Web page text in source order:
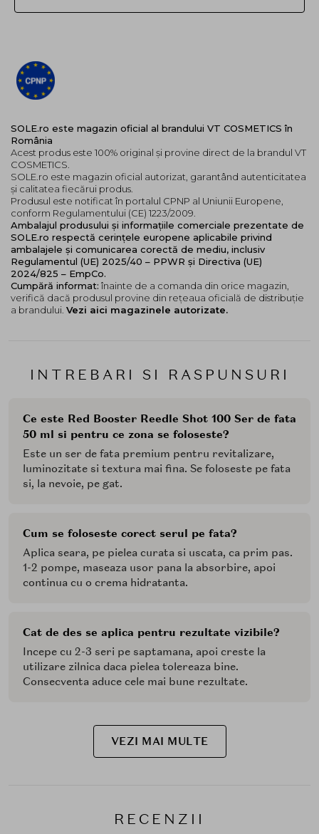
INTREBARI SI RASPUNSURI
Ce este Red Booster Reedle Shot 100 Ser de fata
50 ml si pentru ce zona se foloseste?
Este un ser de fata premium pentru revitalizare,
luminozitate si textura mai fina. Se foloseste pe fata
si, la nevoie, pe gat.
Cum se foloseste corect serul pe fata?
Aplica seara, pe pielea curata si uscata, ca prim pas.
1-2 pompe, maseaza usor pana la absorbire, apoi
continua cu o crema hidratanta.
Cat de des se aplica pentru rezultate vizibile?
Incepe cu 2-3 seri pe saptamana, apoi creste la
utilizare zilnica daca pielea tolereaza bine.
Consecventa aduce cele mai bune rezultate.
VEZI MAI MULTE
sensibil sau predispus la imperfectiuni
SOLE.ro este magazin oficial al brandului VT COSMETICS în
România
Acest produs este 100% original și provine direct de la brandul VT
COSMETICS.
SOLE.ro este magazin oficial autorizat, garantând autenticitatea
și calitatea fiecărui produs.
Produsul este notificat în portalul CPNP al Uniunii Europene,
conform Regulamentului (CE) 1223/2009.
Ambalajul produsului și informațiile comerciale prezentate de
SOLE.ro respectă cerințele europene aplicabile privind
ambalajele și comunicarea corectă de mediu, inclusiv
Regulamentul (UE) 2025/40 – PPWR și Directiva (UE)
2024/825 – EmpCo.
Cumpără informat: înainte de a comanda din orice magazin,
verifică dacă produsul provine din rețeaua oficială de distribuție
a brandului. Vezi aici magazinele autorizate.
RECENZII